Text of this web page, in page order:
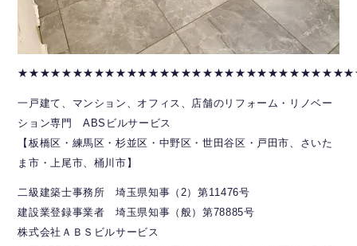
一戸建て、マンション、オフィス、店舗のリフォーム・リノベー
ション専門 ABSビルサービス
【板橋区・練馬区・杉並区・中野区・世田谷区・戸田市、さいた
ま市・上尾市、桶川市】
二級建築士事務所 埼玉県知事（2）第11476号
建設業登録事業者 埼玉県知事（般）第78885号
株式会社ＡＢＳビルサービス